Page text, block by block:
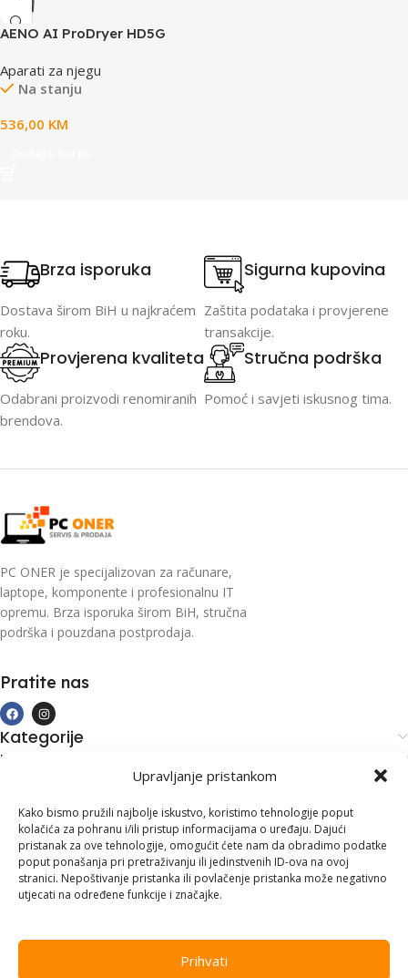
Upravljanje pristankom
Kako bismo pružili najbolje iskustvo, koristimo tehnologije poput
kolačića za pohranu i/ili pristup informacijama o uređaju. Dajući
pristanak za ove tehnologije, omogućit ćete nam da obradimo podatke
poput ponašanja pri pretraživanju ili jedinstvenih ID-ova na ovoj
stranici. Nepoštivanje pristanka ili povlačenje pristanka može negativno
utjecati na određene funkcije i značajke.
Prihvati
AENO AI ProDryer HD5G
Aparati za njegu
Na stanju
536,00 KM
Brza isporuka
Dostava širom BiH u najkraćem
roku.
Sigurna kupovina
Zaštita podataka i provjerene
transakcije.
Provjerena kvaliteta
Odabrani proizvodi renomiranih
brendova.
Stručna podrška
Pomoć i savjeti iskusnog tima.
PC ONER je specijalizovan za računare,
laptope, komponente i profesionalnu IT
opremu. Brza isporuka širom BiH, stručna
podrška i pouzdana postprodaja.
Pratite nas
Kategorije
Kupovina i podrška
Kontakt informacije
Branilaca Bosne, 75 300 Lukavac
+387 35 555 999
info@pconer.ba